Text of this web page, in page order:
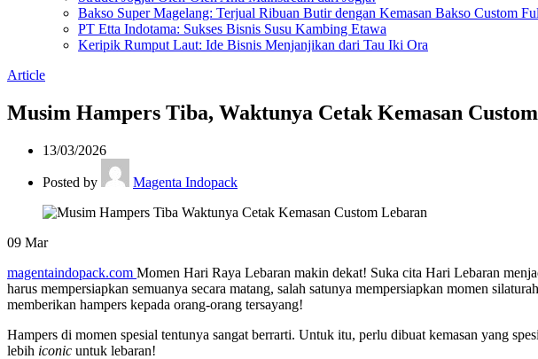
Bakso Super Magelang: Terjual Ribuan Butir dengan Kemasan Bakso Custom
PT Etta Indotama: Sukses Bisnis Susu Kambing Etawa
Keripik Rumput Laut: Ide Bisnis Menjanjikan dari Tau Iki Ora
Article
Musim Hampers Tiba, Waktunya Cetak Kemasan
13/03/2026
Posted by Magenta Indopack
09 Mar
magentaindopack.com Momen Hari Raya Lebaran makin dekat! Suka cita Hari Lebaran
harus mempersiapkan semuanya secara matang, salah satunya mempersiapkan momen
memberikan hampers kepada orang-orang tersayang!
Hampers di momen spesial tentunya sangat berrarti. Untuk itu, perlu dibuat kemasan yang
lebih iconic untuk lebaran!